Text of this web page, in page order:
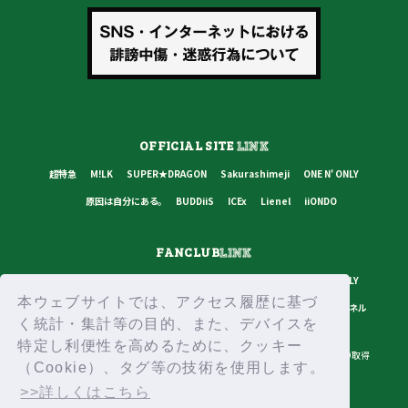
本ウェブサイトでは、アクセス履歴に基づ
く統計・集計等の目的、また、デバイスを
特定し利便性を高めるために、クッキー
（Cookie）、タグ等の技術を使用します。
>>詳しくはこちら
OFFICIAL SITELINK
超特急 M!LK SUPER★DRAGON Sakurashimeji
ONE N' ONLY
原因は自分にある。
BUDDiiS ICEx Lienel iiONDO
FANCLUBLINK
ONE N' ONLY
原因は自分にある。
BUDDiiS ICEx Lienel スターダストチャンネル
プライバシーポリシー ご利用規約 推奨環境 ヘルプ・お問い合わせ
ID取得